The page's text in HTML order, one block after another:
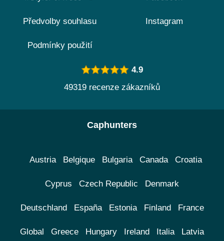
Předvolby souhlasu
Podmínky použití
Instagram
4.9
49319 recenze zákazníků
Caphunters
Austria Belgique Bulgaria Canada Croatia
Cyprus Czech Republic Denmark
Deutschland España Estonia Finland France
Global Greece Hungary Ireland Italia Latvia